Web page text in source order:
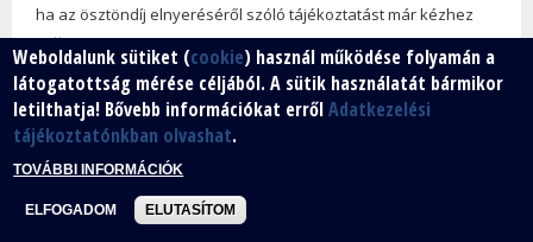
ha az ösztöndíj elnyeréséről szóló tájékoztatást már kézhez
vette.
10. Lebonyolítás
kezelői, koordinációs, a települési és a megyei önkormányzati
ösztöndíjjal kapcsolatos pénzkezelési feladatokat az NKTK látja
Weboldalunk sütiket (cookie) használ működése folyamán a
látogatottság mérése céljából. A sütik használatát bármikor
letilthatja! Bővebb információkat errőlAdatkezelési
tájékoztatónkban olvashat.
TOVÁBBI INFORMÁCIÓK
ELFOGADOM ELUTASÍTOM